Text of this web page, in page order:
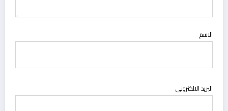
الاسم
البريد الالكتروني